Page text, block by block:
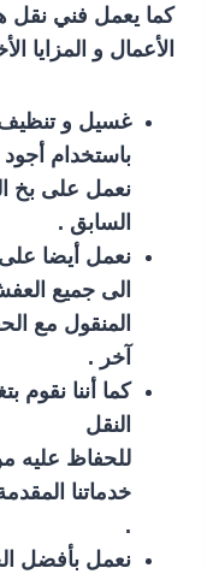
كما يعمل فني نقل
الأعمال و المزايا
غسيل و تنظيف
باستخدام أجود
نعمل على بخ
السابق .
نعمل أيضا
الى جميع
المنقول مع
آخر .
كما أننا نقوم
النقل
للحفاظ عليه
خدماتنا
.
نعمل بأفضل